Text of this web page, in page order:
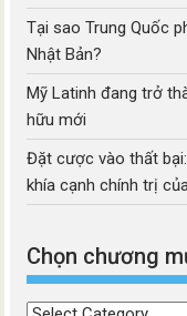
Tại sao Trung Quốc
Nhật Bản?
Mỹ Latinh đang trở
hữu mới
Đặt cược vào thất
khía cạnh chính trị
Chọn chương